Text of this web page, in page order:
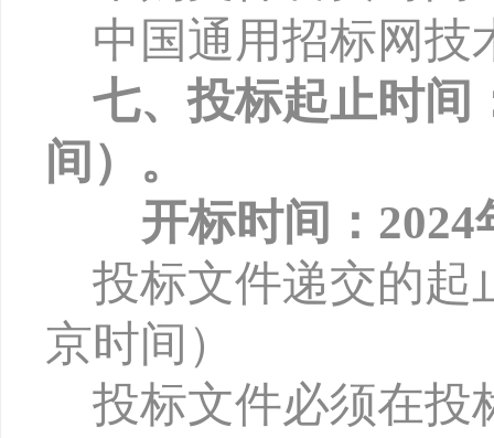
中国通用招标网技
七、投标起止时间
间）。
开标时间：
投标文件递交的起
京时间）
投标文件必须在投